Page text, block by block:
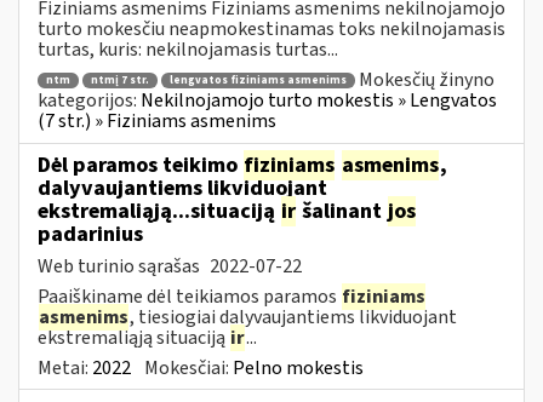
Fiziniams asmenims Fiziniams asmenims nekilnojamojo
turto mokesčiu neapmokestinamas toks nekilnojamasis
turtas, kuris: nekilnojamasis turtas...
ntm ntmį 7 str. lengvatos fiziniams asmenims
Mokesčių žinyno
kategorijos: Nekilnojamojo turto mokestis » Lengvatos
(7 str.) » Fiziniams asmenims
Dėl paramos teikimo fiziniams asmenims,
dalyvaujantiems likviduojant
ekstremaliąją...situaciją ir šalinant jos
padarinius
Web turinio sąrašas 2022-07-22
Paaiškiname dėl teikiamos paramos fiziniams
asmenims, tiesiogiai dalyvaujantiems likviduojant
ekstremaliąją situaciją ir...
Metai: 2022 Mokesčiai: Pelno mokestis